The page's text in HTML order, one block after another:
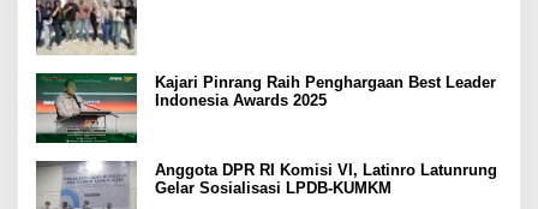
Kajari Pinrang Raih Penghargaan Best Leader
Indonesia Awards 2025
Anggota DPR RI Komisi VI, Latinro Latunrung
Gelar Sosialisasi LPDB-KUMKM